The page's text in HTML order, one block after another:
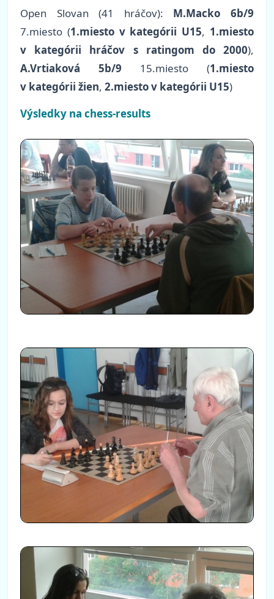
Open Slovan (41 hráčov): M.Macko 6b/9
7.miesto (1.miesto v kategórii U15, 1.miesto
v kategórii hráčov s ratingom do 2000),
A.Vrtiaková 5b/9 15.miesto (1.miesto
v kategórii žien, 2.miesto v kategórii U15)
Výsledky na chess-results